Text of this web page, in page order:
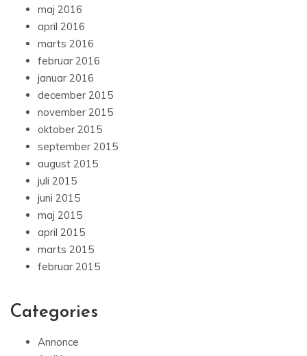
maj 2016
april 2016
marts 2016
februar 2016
januar 2016
december 2015
november 2015
oktober 2015
september 2015
august 2015
juli 2015
juni 2015
maj 2015
april 2015
marts 2015
februar 2015
Categories
Annonce